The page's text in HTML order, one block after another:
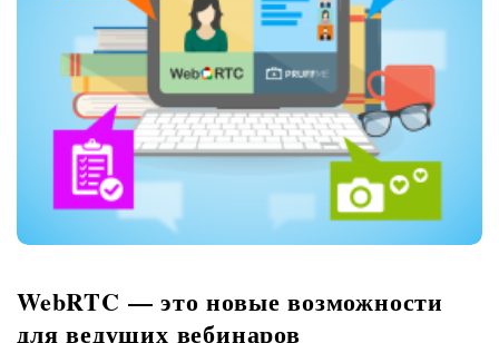
WebRTC — это новые возможности
для ведущих вебинаров